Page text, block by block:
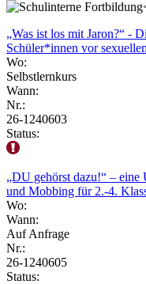
„Was ist los mit Jaron?“ -
Schüler*innen vor
Wo:
Selbstlernkurs
Wann:
Nr.:
26-1240603
Status:
„DU gehörst dazu!“ – eine
und Mobbing für 2.-4.
Wo:
Wann:
Auf Anfrage
Nr.:
26-1240605
Status: